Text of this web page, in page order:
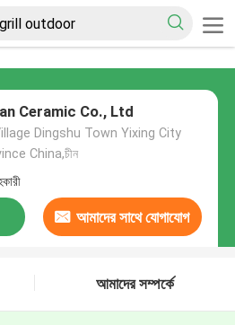
Ceramic Co., Ltd
Dingshu Town Yixing City
China,চীন
আমাদের সাথে যোগাযোগ
আমাদের সম্পর্কে